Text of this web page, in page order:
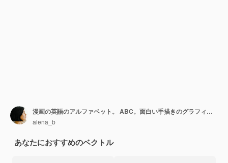
漫画の英語のアルファベット。 ABC。面白い手描きのグラフィックフォント。大文字。
alena_b
あなたにおすすめのベクトル